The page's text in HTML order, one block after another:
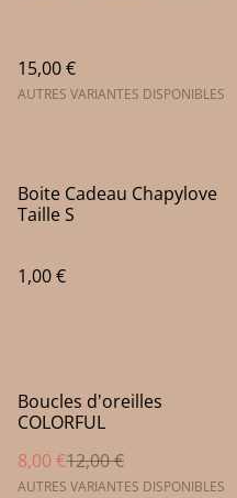
15,00 €
AUTRES VARIANTES DISPONIBLES
Boite Cadeau Chapylove
Taille S
1,00 €
%
Boucles d'oreilles
COLORFUL
8,00 €12,00 €
AUTRES VARIANTES DISPONIBLES